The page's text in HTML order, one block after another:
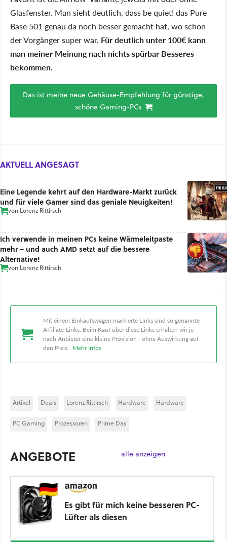
Glasfenster. Man sieht deutlich, dass be quiet! das Pure
Base 501 genau da noch besser gemacht hat, wo schon
der Vorgänger super war. Für deutlich unter 100€ kann
man meiner Meinung nach nichts spürbar Besseres
bekommen.
Das ist meine neue Gehäuse-Empfehlung für günstige,
schöne Gaming-PCs
AKTUELL ANGESAGT
Eine Legende kehrt auf den Hardware-Markt zurück
und für viele Gamer sind das geniale Neuigkeiten!
von Lorenz Rittirsch
Ich verwende in meinen PCs keine Wärmeleitpaste
mehr – und auch AMD setzt auf die bessere
Alternative!
von Lorenz Rittirsch
Mit einem Einkaufswagen markierte Links sind so genannte
Affiliate-Links. Beim Kauf über diese Links erhalten wir je
nach Anbieter eine kleine Provision - ohne Auswirkung auf
den Preis. Mehr Infos.
Artikel Deals Lorenz Rittirsch Hardware Hardware
PC Gaming Prozessoren Prime Day
ANGEBOTE alle anzeigen
Es gibt für mich keine besseren PC-
Lüfter als diesen